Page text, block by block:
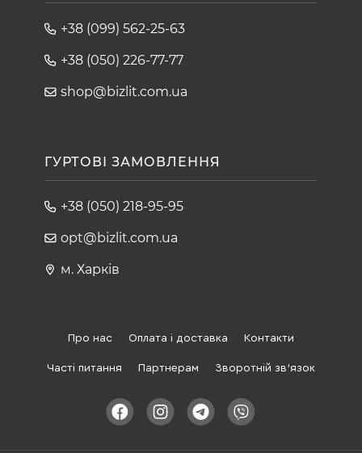
+38 (099) 562-25-63
+38 (050) 226-77-77
shop@bizlit.com.ua
ГУРТОВІ ЗАМОВЛЕННЯ
+38 (050) 218-95-95
opt@bizlit.com.ua
м. Харків
Про нас Оплата і доставка Контакти
Часті питання Партнерам Зворотній зв'язок